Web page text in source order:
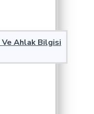
Ahlak Bilgisi